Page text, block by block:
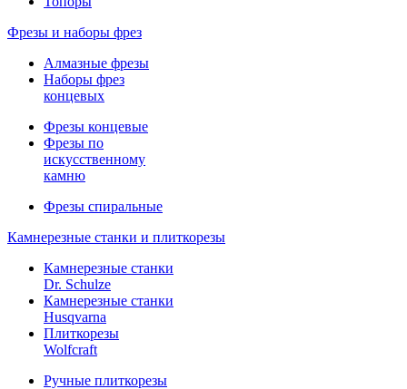
Фрезы и наборы фрез
Алмазные фрезы
Наборы фрез
концевых
Фрезы концевые
Фрезы по
искусственному
камню
Фрезы спиральные
Камнерезные станки и плиткорезы
Камнерезные станки
Dr. Schulze
Камнерезные станки
Husqvarna
Плиткорезы
Wolfcraft
Ручные плиткорезы